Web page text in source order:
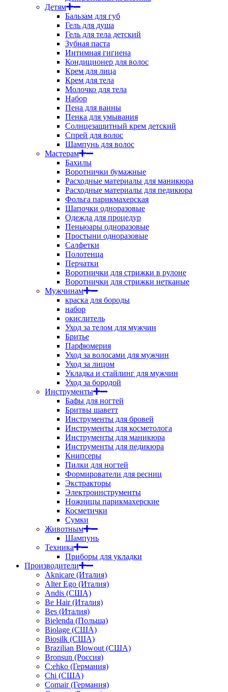
Детям
Бальзам для губ
Гель для душа
Гель для тела детский
Зубная паста
Интимная гигиена
Кондиционер для волос
Крем для лица
Крем для тела
Молочко для тела
Набор
Пена для ванны
Пенка для умывания
Солнцезащитный крем детский
Спрей для волос
Шампунь для волос
Мастерам
Бахилы
Воротнички бумажные
Расходные материалы для маникюра
Расходные материалы для педикюра
Фольга парикмахерская
Шапочки одноразовые
Одежда для процедур
Пеньюары одноразовые
Простыни одноразовые
Салфетки
Полотенца
Перчатки
Воротнички для стрижки в рулоне
Воротнички для стрижки нетканые
Мужчинам
краска для бороды
набор
окислитель
Уход за телом для мужчин
Бритье
Парфюмерия
Уход за волосами для мужчин
Уход за лицом
Укладка и стайлинг для мужчин
Уход за бородой
Инструменты
Бафы для ногтей
Бритвы шаветт
Инструменты для бровей
Инструменты для косметолога
Инструменты для маникюра
Инструменты для педикюра
Книпсеры
Пилки для ногтей
Формирователи для ресниц
Экстракторы
Электроинструменты
Ножницы парикмахерские
Косметички
Сумки
Животным
Шампунь
Техника
Приборы для укладки
Производители
Aknicare (Италия)
Alter Ego (Италия)
Andis (США)
Be Hair (Италия)
Bes (Италия)
Bielenda (Польша)
Biolage (США)
Biosilk (США)
Brazilian Blowout (США)
Bronsun (Россия)
C:ehko (Германия)
Chi (США)
Comair (Германия)